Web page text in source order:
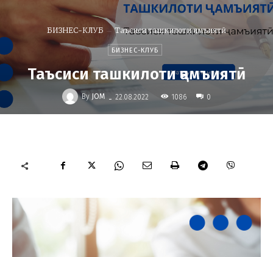
БИЗНЕС-КЛУБ Таъсиси ташкилоти ҷамъиятӣ
БИЗНЕС-КЛУБ
Таъсиси ташкилоти ҷамъиятӣ
By JOM - 22.08.2022 1086 0